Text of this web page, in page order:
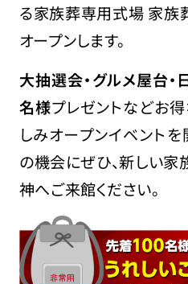
る家族葬専用式場 家
オープンします。
大抽選会・グルメ屋台
名様プレゼントなどお
しみオープンイベント
の機会にぜひ、新しい
神へご来館ください。